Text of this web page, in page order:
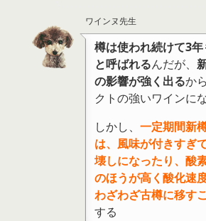
ワインヌ先生
樽は使われ続けて3
と呼ばれるんだが、
の影響が強く出るか
クトの強いワインにな
しかし、 一定期間新
は、風味が付きすぎ
壊しになったり、酸
のほうが高く酸化速
わざわざ古樽に移す
する